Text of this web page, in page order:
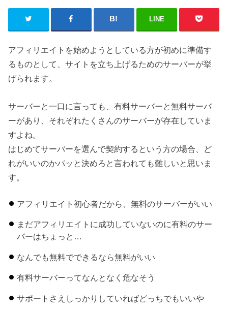
LINE
アフィリエイトを始めようとしている方が初めに準備す
るものとして、サイトを立ち上げるためのサーバーが挙
げられます。
サーバーと一口に言っても、有料サーバーと無料サーバ
ーがあり、それぞれたくさんのサーバーが存在していま
すよね。
はじめてサーバーを選んで契約するという方の場合、ど
れがいいのかパッと決めろと言われても難しいと思いま
す。
アフィリエイト初心者だから、無料のサーバーがいい
まだアフィリエイトに成功していないのに有料のサー
バーはちょっと…
なんでも無料でできるなら無料がいい
有料サーバーってなんとなく危なそう
サポートさえしっかりしていればどっちでもいいや